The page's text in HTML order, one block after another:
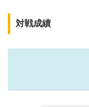
対戦成績